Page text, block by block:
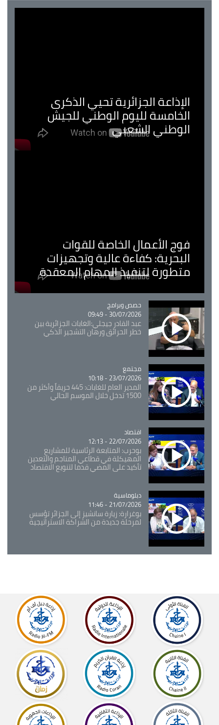
الإذاعة الجزائرية تحيي الذكرى
الخامسة لليوم الوطني للجيش
الوطني الشعبي
فوج الأعمال الخاصة للقوات
البحرية: كفاءة عالية وتجهيزات
متطورة لتنفيذ المهام المعقدة
Catégorie
حصص وبرامج
30/07/2026 - 09:49
عبد القادر جيجلي:الغابات الجزائرية بين
خطر الحرائق ورهان التشجير الذكي
Catégorie
مجتمع
23/07/2026 - 10:18
المدير العام للغابات: 445 حريقاً وأكثر من
1500 تدخل خلال الموسم الحالي
Catégorie
اقتصاد
22/07/2026 - 12:13
بوحرب: المتابعة الرئاسية للمشاريع
المهيكلة في قطاعي المناجم والتعدين
تأكيد على المضي قدما لتنويع الاقتصاد
Catégorie
دبلوماسية
21/07/2026 - 11:46
بوغرارة: زيارة سانشيز إلى الجزائر تؤسس
لمرحلة جديدة من الشراكة الاستراتيجية